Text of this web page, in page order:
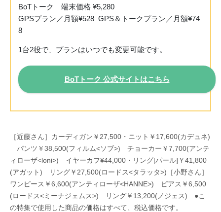
BoTトーク 端末価格 ¥5,280
GPSプラン／月額¥528 GPS＆トークプラン／月額¥74
8
1台2役で、プランはいつでも変更可能です。
BoTトーク 公式サイトはこちら
［近藤さん］ カーディガン￥27,500・ニット￥17,600(カデュネ)
パンツ￥38,500(フィルム<ソブ>) チョーカー￥7,700(アンテ
ィローザ<loni>) イヤーカフ¥44,000・リング[パール]￥41,800
(アガット) リング￥27,500(ロードス<タラッタ>) ［小野さん］
ワンピース￥6,600(アンティローザ<HANNE>) ピアス￥6,500
(ロードス<ミーナジェムス>) リング￥13,200(ノジェス) ●こ
の特集で使用した商品の価格はすべて、税込価格です。